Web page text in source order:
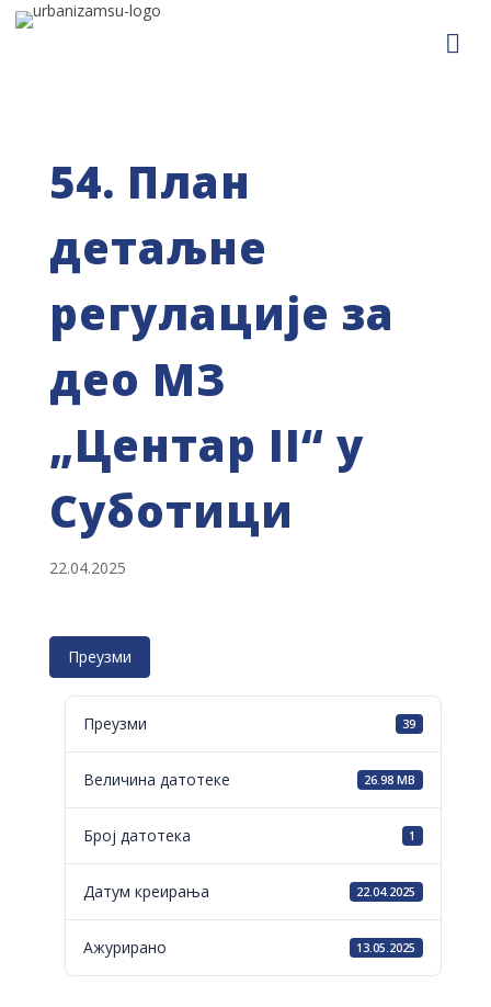
54. План
детаљне
регулације за
део МЗ
„Центар II“ у
Суботици
22.04.2025
Преузми
Преузми 39
Величина датотеке 26.98 MB
Број датотека 1
Датум креирања 22.04.2025
Ажурирано 13.05.2025